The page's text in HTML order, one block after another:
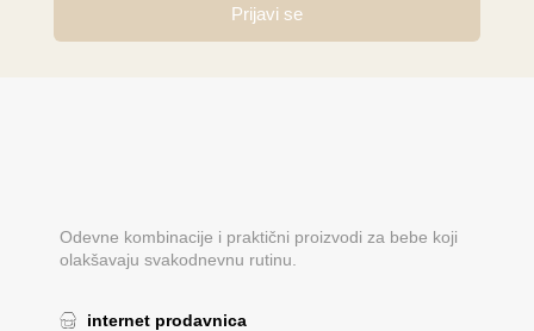
Prijavi se
Odevne kombinacije i praktični proizvodi za bebe koji
olakšavaju svakodnevnu rutinu.
internet prodavnica